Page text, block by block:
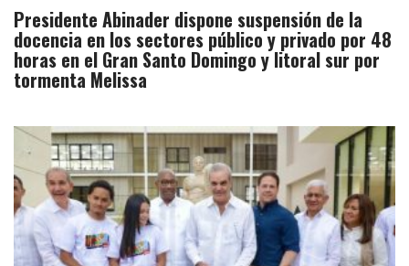
Presidente Abinader dispone suspensión de la
docencia en los sectores público y privado por 48
horas en el Gran Santo Domingo y litoral sur por
tormenta Melissa